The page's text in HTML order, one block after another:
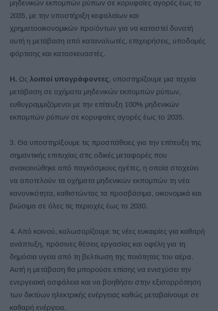
μηδενικών εκπομπών ρύπων σε κορυφαίες αγορές έως το
2035, με την υποστήριξη κεφαλαίων και
χρηματοοικονομικών προϊόντων για να καταστεί δυνατή
αυτή η μετάβαση από καταναλωτές, επιχειρήσεις, υποδομές
φόρτισης και κατασκευαστές.
Η. Ως λοιποί υπογράφοντες , υποστηρίζουμε μια ταχεία
μετάβαση σε οχήματα μηδενικών εκπομπών ρύπων,
ευθυγραμμιζόμενοι με την επίτευξη 100% μηδενικών
εκπομπών ρύπων σε κορυφαίες αγορές έως το 2035.
3. Θα υποστηρίξουμε τις προσπάθειες για την επίτευξη της
σημαντικής επιτυχίας στις οδικές μεταφορές που
ανακοινώθηκε από παγκόσμιους ηγέτες, η οποία στοχεύει
να αποτελούν τα οχήματα μηδενικών εκπομπών τη νέα
κανονικότητα, καθιστώντας τα προσβάσιμα, οικονομικά και
βιώσιμα σε όλες τις περιοχές έως το 2030.
4. Από κοινού, καλωσορίζουμε τις νέες ευκαιρίες για καθαρή
ανάπτυξη, πράσινες θέσεις εργασίας και οφέλη για τη
δημόσια υγεία από τη βελτίωση της ποιότητας του αέρα.
Αυτή η μετάβαση θα μπορούσε επίσης να ενισχύσει την
ενεργειακή ασφάλεια και να βοηθήσει στην εξισορρόπηση
των δικτύων ηλεκτρικής ενέργειας καθώς μεταβαίνουμε σε
καθαρή ενέργεια.